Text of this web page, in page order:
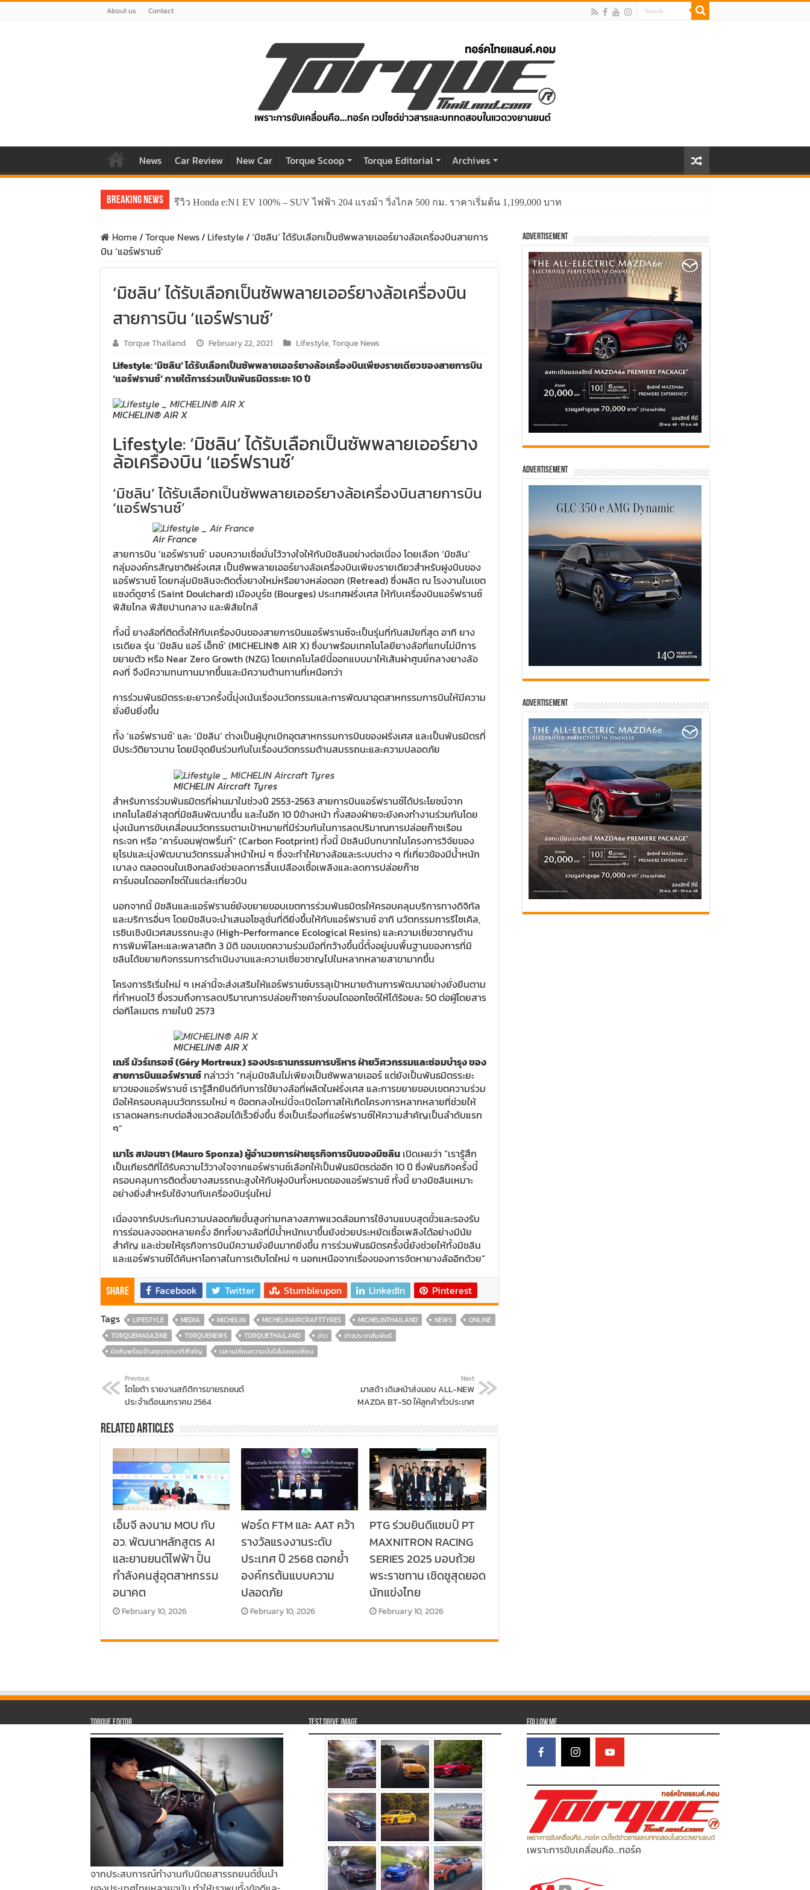
About us Contact
News Car Review New Car Torque Scoop Torque Editorial Archives
Breaking News รีวิว Honda e:N1 EV 100% – SUV ไฟฟ้า 204 แรงม้า วิ่งไกล 500 กม. ราคาเริ่มต้น 1,199,000 บาท
รีวิว ลองขับ All New GWM HAVAL H6 ปรับโฉมหน้าใหม่หล่อกว่าเดิม พร้อมสมรรถนะที่ดียิ่งกว่า
Home/Torque News/ Lifestyle/‘มิชลิน’ ได้รับเลือกเป็นซัพพลายเออร์ยางล้อเครื่องบินสายการ
บิน ‘แอร์ฟรานซ์’
‘มิชลิน’ ได้รับเลือกเป็นซัพพลายเออร์ยางล้อเครื่องบิน
สายการบิน ‘แอร์ฟรานซ์’
Torque Thailand February 22, 2021 Lifestyle,Torque News
Lifestyle: ‘มิชลิน’ ได้รับเลือกเป็นซัพพลายเออร์ยางล้อเครื่องบินเพียงรายเดียวของสายการบิน
‘แอร์ฟรานซ์’ ภายใต้การร่วมเป็นพันธมิตรระยะ 10 ปี
MICHELIN® AIR X
Lifestyle: ‘มิชลิน’ ได้รับเลือกเป็นซัพพลายเออร์ยาง
ล้อเครื่องบิน ‘แอร์ฟรานซ์’
‘มิชลิน’ ได้รับเลือกเป็นซัพพลายเออร์ยางล้อเครื่องบินสายการบิน
‘แอร์ฟรานซ์’
Air France
สายการบิน ‘แอร์ฟรานซ์’ มอบความเชื่อมั่นไว้วางใจให้กับมิชลินอย่างต่อเนื่อง โดยเลือก ‘มิชลิน’
กลุ่มองค์กรสัญชาติฝรั่งเศส เป็นซัพพลายเออร์ยางล้อเครื่องบินเพียงรายเดียวสำหรับฝูงบินของ
แอร์ฟรานซ์ โดยกลุ่มมิชลินจะติดตั้งยางใหม่หรือยางหล่อดอก (Retread) ซึ่งผลิต ณ โรงงานในเขต
แซงต์ดูชาร์ (Saint Doulchard) เมืองบูร์ช (Bourges) ประเทศฝรั่งเศส ให้กับเครื่องบินแอร์ฟรานซ์
พิสัยไกล พิสัยปานกลาง และพิสัยใกล้
ทั้งนี้ ยางล้อที่ติดตั้งให้กับเครื่องบินของสายการบินแอร์ฟรานซ์จะเป็นรุ่นที่ทันสมัยที่สุด อาทิ ยาง
เรเดียล รุ่น ‘มิชลิน แอร์ เอ็กซ์’ (MICHELIN® AIR X) ซึ่งมาพร้อมเทคโนโลยียางล้อที่แทบไม่มีการ
ขยายตัว หรือ Near Zero Growth (NZG) โดยเทคโนโลยีนี้ออกแบบมาให้เส้นผ่าศูนย์กลางยางล้อ
คงที่ จึงมีความทนทานมากขึ้นและมีความต้านทานที่เหนือกว่า
การร่วมพันธมิตรระยะยาวครั้งนี้มุ่งเน้นเรื่องนวัตกรรมและการพัฒนาอุตสาหกรรมการบินให้มีความ
ยั่งยืนยิ่งขึ้น
ทั้ง ‘แอร์ฟรานซ์’ และ ‘มิชลิน’ ต่างเป็นผู้บุกเบิกอุตสาหกรรมการบินของฝรั่งเศส และเป็นพันธมิตรที่
มีประวัติยาวนาน โดยมีจุดยืนร่วมกันในเรื่องนวัตกรรมด้านสมรรถนะและความปลอดภัย
MICHELIN Aircraft Tyres
สำหรับการร่วมพันธมิตรที่ผ่านมาในช่วงปี 2553-2563 สายการบินแอร์ฟรานซ์ได้ประโยชน์จาก
เทคโนโลยีล่าสุดที่มิชลินพัฒนาขึ้น และในอีก 10 ปีข้างหน้า ทั้งสองฝ่ายจะยังคงทำงานร่วมกันโดย
มุ่งเน้นการขับเคลื่อนนวัตกรรมตามเป้าหมายที่มีร่วมกันในการลดปริมาณการปล่อยก๊าซเรือน
กระจก หรือ “คาร์บอนฟุตพริ้นท์” (Carbon Footprint) ทั้งนี้ มิชลินมีบทบาทในโครงการวิจัยของ
ยุโรปและมุ่งพัฒนานวัตกรรมล้ำหน้าใหม่ ๆ ซึ่งจะทำให้ยางล้อและระบบต่าง ๆ ที่เกี่ยวข้องมีน้ำหนัก
เบาลง ตลอดจนในเชิงกลยังช่วยลดการสิ้นเปลืองเชื้อเพลิงและลดการปล่อยก๊าซ
คาร์บอนไดออกไซด์ในแต่ละเที่ยวบิน
นอกจากนี้ มิชลินและแอร์ฟรานซ์ยังขยายขอบเขตการร่วมพันธมิตรให้ครอบคลุมบริการทางดิจิทัล
และบริการอื่นๆ โดยมิชลินจะนำเสนอโซลูชั่นที่ดียิ่งขึ้นให้กับแอร์ฟรานซ์ อาทิ นวัตกรรมการรีไซเคิล,
เรซินเชิงนิเวศสมรรถนะสูง (High-Performance Ecological Resins) และความเชี่ยวชาญด้าน
การพิมพ์โลหะและพลาสติก 3 มิติ ขอบเขตความร่วมมือที่กว้างขึ้นนี้ตั้งอยู่บนพื้นฐานของการที่มิ
ชลินได้ขยายกิจกรรมการดำเนินงานและความเชี่ยวชาญไปในหลากหลายสาขามากขึ้น
โครงการริเริ่มใหม่ ๆ เหล่านี้จะส่งเสริมให้แอร์ฟรานซ์บรรลุเป้าหมายด้านการพัฒนาอย่างยั่งยืนตาม
ที่กำหนดไว้ ซึ่งรวมถึงการลดปริมาณการปล่อยก๊าซคาร์บอนไดออกไซด์ให้ได้ร้อยละ 50 ต่อผู้โดยสาร
ต่อกิโลเมตร ภายในปี 2573
MICHELIN® AIR X
เฌรี มัวร์เทรอซ์ (Géry Mortreux) รองประธานกรรมการบริหาร ฝ่ายวิศวกรรมและซ่อมบำรุง ของ
สายการบินแอร์ฟรานซ์กล่าวว่า “กลุ่มมิชลินไม่เพียงเป็นซัพพลายเออร์ แต่ยังเป็นพันธมิตรระยะ
ยาวของแอร์ฟรานซ์ เรารู้สึกยินดีกับการใช้ยางล้อที่ผลิตในฝรั่งเศส และการขยายขอบเขตความร่วม
มือให้ครอบคลุมนวัตกรรมใหม่ ๆ ข้อตกลงใหม่นี้จะเปิดโอกาสให้เกิดโครงการหลากหลายที่ช่วยให้
เราลดผลกระทบต่อสิ่งแวดล้อมได้เร็วยิ่งขึ้น ซึ่งเป็นเรื่องที่แอร์ฟรานซ์ให้ความสำคัญเป็นลำดับแรก
ๆ”
เมาโร สปอนซา (Mauro Sponza) ผู้อำนวยการฝ่ายธุรกิจการบินของมิชลิน เปิดเผยว่า “เรารู้สึก
เป็นเกียรติที่ได้รับความไว้วางใจจากแอร์ฟรานซ์เลือกให้เป็นพันธมิตรต่ออีก 10 ปี ซึ่งพันธกิจครั้งนี้
ครอบคลุมการติดตั้งยางสมรรถนะสูงให้กับฝูงบินทั้งหมดของแอร์ฟรานซ์ ทั้งนี้ ยางมิชลินเหมาะ
อย่างยิ่งสำหรับใช้งานกับเครื่องบินรุ่นใหม่
เนื่องจากรับประกันความปลอดภัยขั้นสูงท่ามกลางสภาพแวดล้อมการใช้งานแบบสุดขั้วและรองรับ
การร่อนลงจอดหลายครั้ง อีกทั้งยางล้อที่มีน้ำหนักเบาขึ้นยังช่วยประหยัดเชื้อเพลิงได้อย่างมีนัย
สำคัญ และช่วยให้ธุรกิจการบินมีความยั่งยืนมากยิ่งขึ้น การร่วมพันธมิตรครั้งนี้ยังช่วยให้ทั้งมิชลิน
และแอร์ฟรานซ์ได้ค้นหาโอกาสในการเติบโตใหม่ ๆ นอกเหนือจากเรื่องของการจัดหายางล้ออีกด้วย”
Share Facebook Twitter Stumbleupon LinkedIn
Pinterest
Tags
LIFESTYLE MEDIA MICHELIN MICHELINAIRCRAFTTYRES MICHELINTHAILAND NEWS
ONLINE
TORQUEMAGAZINE
TORQUENEWS TORQUETHAILAND ข่าว
ข่าวประชาสัมพันธ์
มิชลินพร้อมข้างคุณทุกนาทีสำคัญ
เวลาเปลี่ยนความมั่นใจไม่เคยเปลี่ยน
Previous
โตโยต้า รายงานสถิติการขายรถยนต์
ประจำเดือนมกราคม 2564
Next
มาสด้า เดินหน้าส่งมอบ ALL-NEW
MAZDA BT-50 ให้ลูกค้าทั่วประเทศ
Related Articles
เอ็มจี ลงนาม MOU กับ
อว. พัฒนาหลักสูตร AI
และยานยนต์ไฟฟ้า ปั้น
กำลังคนสู่อุตสาหกรรม
อนาคต
February 10, 2026
ฟอร์ด FTM และ AAT คว้า
รางวัลแรงงานระดับ
ประเทศ ปี 2568 ตอกย้ำ
องค์กรต้นแบบความ
ปลอดภัย
February 10, 2026
PTG ร่วมยินดีแชมป์ PT
MAXNITRON RACING
SERIES 2025 มอบถ้วย
พระราชทาน เชิดชูสุดยอด
นักแข่งไทย
February 10, 2026
Advertisement
Advertisement
Advertisement
Torque Editor
จากประสบการณ์ทำงานกับนิตยสารรถยนต์ชั้นนำ
Test Drive Image Follow Me
เพราะการขับเคลื่อนคือ...ทอร์ค